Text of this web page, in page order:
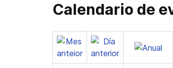
Calendario de